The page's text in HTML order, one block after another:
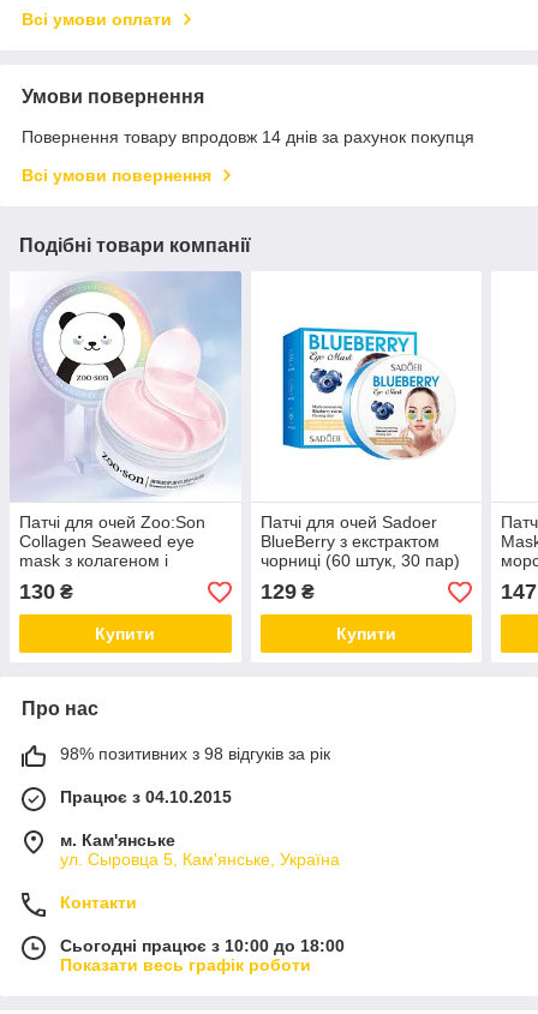
Всі умови оплати
Умови повернення
Повернення товару впродовж 14 днів за рахунок покупця
Всі умови повернення
Подібні товари компанії
Патчі для очей Zoo:Son
Collagen Seaweed eye
mask з колагеном і
екстрактом морських
водоростей (30 пар)
130 ₴
Купити
Патчі для очей Sadoer
BlueBerry з екстрактом
чорниці (60 штук, 30 пар)
NEW!
129₴
Купити
(30
147
Про нас
98% позитивних з 98 відгуків за рік
Працює з 04.10.2015
м. Кам'янське
ул. Сыровца 5, Кам'янське, Україна
Контакти
Сьогодні працює з 10:00 до 18:00
Показати весь графік роботи